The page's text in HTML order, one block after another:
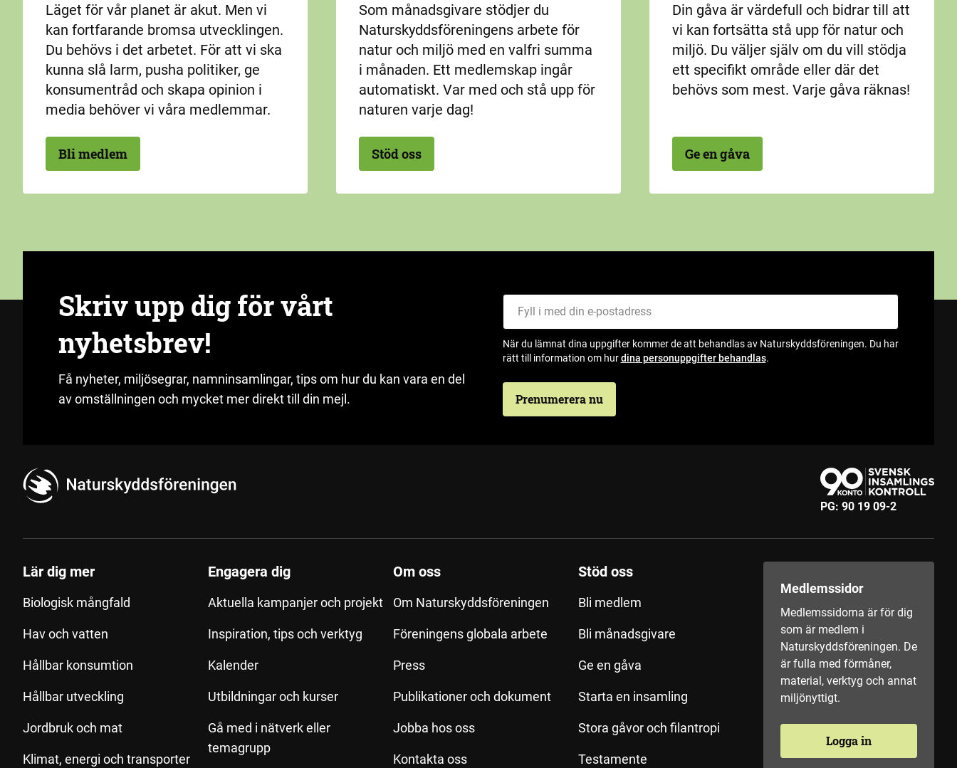
Läget för vår planet är akut. Men vi
kan fortfarande bromsa utvecklingen.
Du behövs i det arbetet. För att vi ska
kunna slå larm, pusha politiker, ge
konsumentråd och skapa opinion i
media behöver vi våra medlemmar.
Bli medlem
Som månadsgivare stödjer du
Naturskyddsföreningens arbete för
natur och miljö med en valfri summa
i månaden. Ett medlemskap ingår
automatiskt. Var med och stå upp för
naturen varje dag!
Stöd oss
Din gåva är värdefull och bidrar till att
vi kan fortsätta stå upp för natur och
miljö. Du väljer själv om du vill stödja
ett specifikt område eller där det
behövs som mest. Varje gåva räknas!
Ge en gåva
Skriv upp dig för vårt
nyhetsbrev!
Få nyheter, miljösegrar, namninsamlingar, tips om hur du kan vara en del
av omställningen och mycket mer direkt till din mejl.
Fyll i med din e-postadress
När du lämnat dina uppgifter kommer de att behandlas av Naturskyddsföreningen. Du har
rätt till information om hurdina personuppgifter behandlas.
Prenumerera nu
PG: 90 19 09-2
Lär dig mer
Biologisk mångfald
Hav och vatten
Hållbar konsumtion
Hållbar utveckling
Jordbruk och mat
Klimat, energi och transporter
Engagera dig
Aktuella kampanjer och projekt
Inspiration, tips och verktyg
Kalender
Utbildningar och kurser
Gå med i nätverk eller
temagrupp
Om oss
Om Naturskyddsföreningen
Föreningens globala arbete
Press
Publikationer och dokument
Jobba hos oss
Kontakta oss
Stöd oss
Bli medlem
Bli månadsgivare
Ge en gåva
Starta en insamling
Stora gåvor och filantropi
Testamente
Medlemssidor
Medlemssidorna är för dig
som är medlem i
Naturskyddsföreningen. De
är fulla med förmåner,
material, verktyg och annat
miljönyttigt.
Logga in